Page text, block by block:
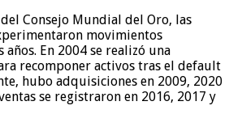
Consejo Mundial del Oro, las
movimientos
En 2004 se realizó una
recomponer activos tras el default
hubo adquisiciones en 2009, 2020
se registraron en 2016, 2017 y